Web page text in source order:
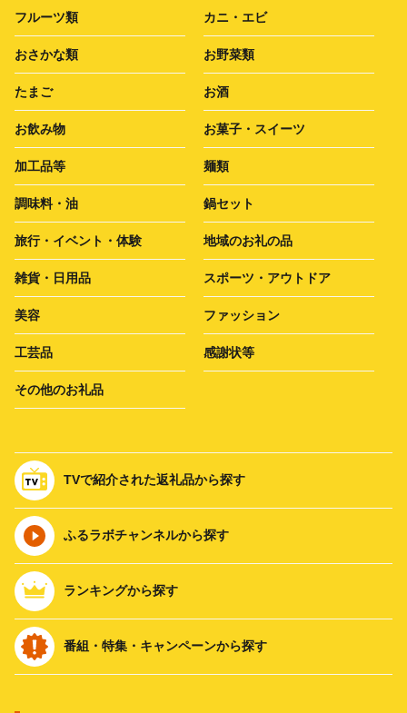
フルーツ類 カニ・エビ
おさかな類 お野菜類
たまご お酒
お飲み物 お菓子・スイーツ
加工品等 麺類
調味料・油 鍋セット
旅行・イベント・体験 地域のお礼の品
雑貨・日用品 スポーツ・アウトドア
美容 ファッション
工芸品 感謝状等
その他のお礼品
TVで紹介された返礼品から探す
ふるラボチャンネルから探す
ランキングから探す
番組・特集・キャンペーンから探す